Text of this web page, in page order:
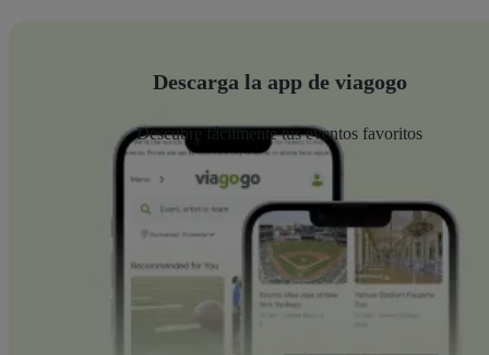
Descarga la app de viagogo
Descubre fácilmente tus eventos favoritos